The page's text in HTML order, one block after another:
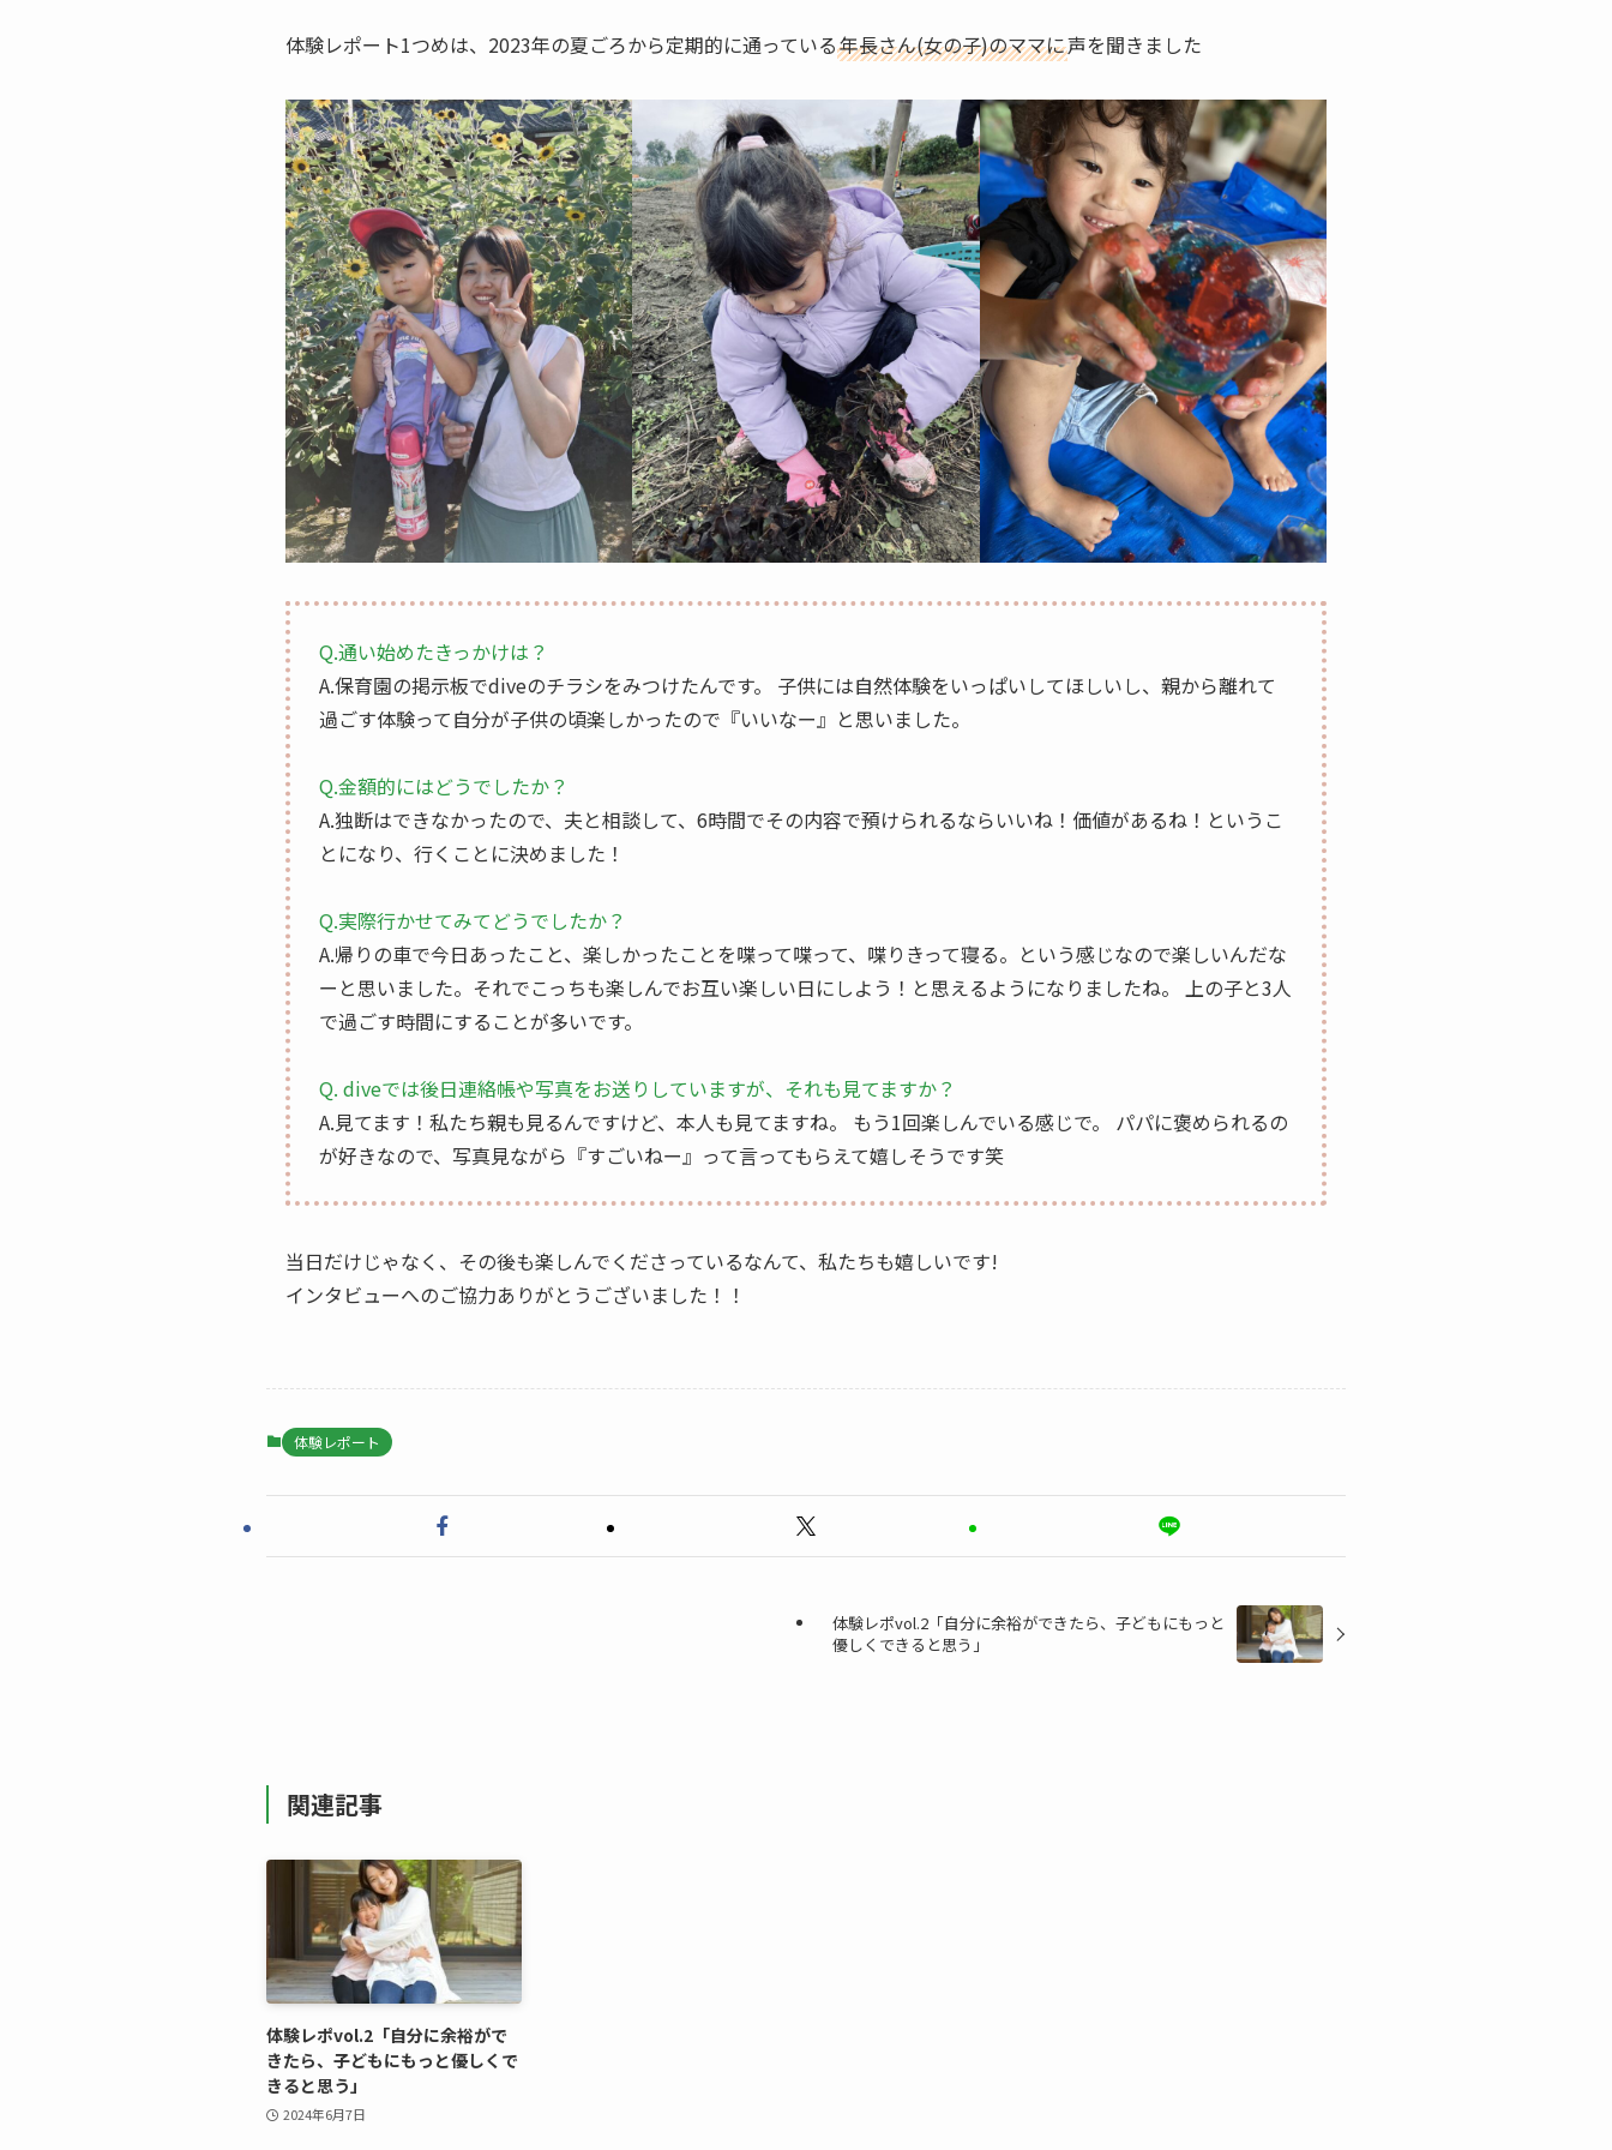
体験レポート1つめは、2023年の夏ごろから定期的に通っている年長さん(女の子)のママに声を聞きました
Q.通い始めたきっかけは？
A.保育園の掲示板でdiveのチラシをみつけたんです。 子供には自然体験をいっぱいしてほしいし、親から離れて
過ごす体験って自分が子供の頃楽しかったので『いいなー』と思いました。
Q.金額的にはどうでしたか？
A.独断はできなかったので、夫と相談して、6時間でその内容で預けられるならいいね！価値があるね！というこ
とになり、行くことに決めました！
Q.実際行かせてみてどうでしたか？
A.帰りの車で今日あったこと、楽しかったことを喋って喋って、喋りきって寝る。という感じなので楽しいんだな
ーと思いました。それでこっちも楽しんでお互い楽しい日にしよう！と思えるようになりましたね。 上の子と3人
で過ごす時間にすることが多いです。
Q. diveでは後日連絡帳や写真をお送りしていますが、それも見てますか？
A.見てます！私たち親も見るんですけど、本人も見てますね。 もう1回楽しんでいる感じで。 パパに褒められるの
が好きなので、写真見ながら『すごいねー』って言ってもらえて嬉しそうです笑
当日だけじゃなく、その後も楽しんでくださっているなんて、私たちも嬉しいです!
インタビューへのご協力ありがとうございました！！
体験レポート
体験レポvol.2「自分に余裕ができたら、子どもにもっと
優しくできると思う」
関連記事
体験レポvol.2「自分に余裕がで
きたら、子どもにもっと優しくで
きると思う」
2024年6月7日